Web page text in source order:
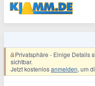
Privatsphäre - Einige Details
sichtbar.
Jetzt kostenlosanmelden, um